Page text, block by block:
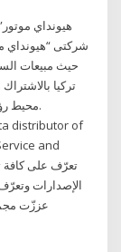
شركتى “هيونداي
تركيا
distributor of
and
الإصدارات
عززّت